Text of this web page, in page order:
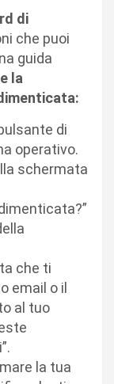
di
che puoi
guida
la
di
operativo.
schermata
che ti
email o il
al tuo
la tua